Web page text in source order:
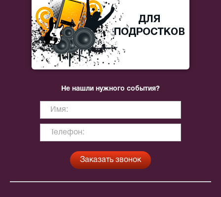
Не нашли нужного события?